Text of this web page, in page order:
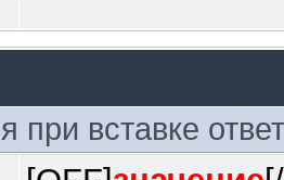
при вставке